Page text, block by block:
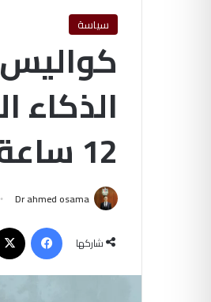
سياسة
12 ساعة؟ – التحرير الاخباريه
Dr ahmed osama
شاركها